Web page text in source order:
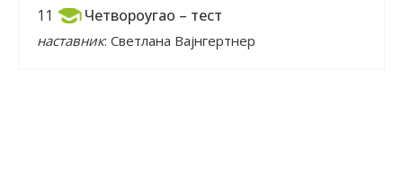
11 Четвороугао – тест
наставник: Светлана Вајнгертнер